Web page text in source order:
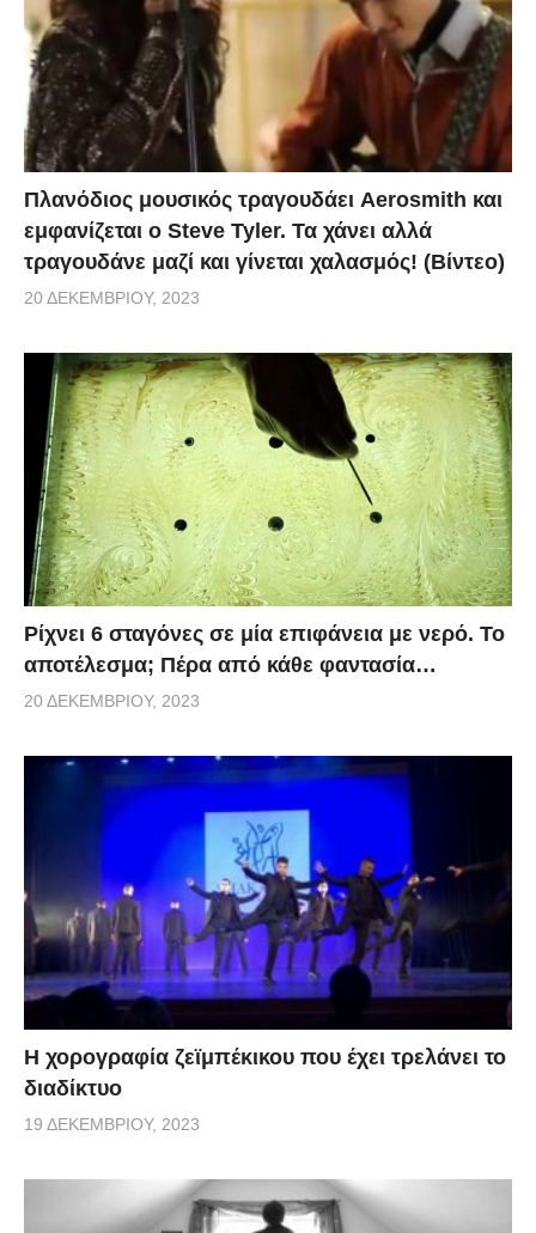
Πλανόδιος μουσικός τραγουδάει Aerosmith και
εμφανίζεται ο Steve Tyler. Τα χάνει αλλά
τραγουδάνε μαζί και γίνεται χαλασμός! (Βίντεο)
20 ΔΕΚΕΜΒΡΊΟΥ, 2023
Ρίχνει 6 σταγόνες σε μία επιφάνεια με νερό. Το
αποτέλεσμα; Πέρα από κάθε φαντασία…
20 ΔΕΚΕΜΒΡΊΟΥ, 2023
Η χορογραφία ζεϊμπέκικου που έχει τρελάνει το
διαδίκτυο
19 ΔΕΚΕΜΒΡΊΟΥ, 2023